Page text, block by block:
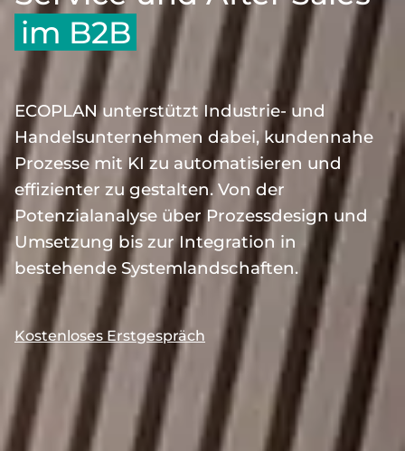
im B2B
ECOPLAN unterstützt Industrie- und
Handelsunternehmen dabei, kundennahe
Prozesse mit KI zu automatisieren und
effizienter zu gestalten. Von der
Potenzialanalyse über Prozessdesign und
Umsetzung bis zur Integration in
bestehende Systemlandschaften.
Kostenloses Erstgespräch